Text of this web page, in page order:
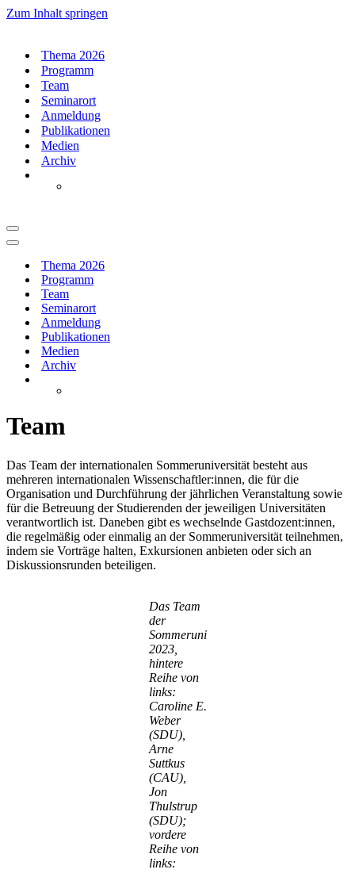
Zum Inhalt springen
Thema 2026
Programm
Team
Seminarort
Anmeldung
Publikationen
Medien
Archiv
Navigationsmenü
Navigationsmenü
Thema 2026
Programm
Team
Seminarort
Anmeldung
Publikationen
Medien
Archiv
Team
Das Team der internationalen Sommeruniversität besteht aus
mehreren internationalen Wissenschaftler:innen, die für die
Organisation und Durchführung der jährlichen Veranstaltung sowie
für die Betreuung der Studierenden der jeweiligen Universitäten
verantwortlich ist. Daneben gibt es wechselnde Gastdozent:innen,
die regelmäßig oder einmalig an der Sommeruniversität teilnehmen,
indem sie Vorträge halten, Exkursionen anbieten oder sich an
Diskussionsrunden beteiligen.
Das Team
der
Sommeruni
2023,
hintere
Reihe von
links:
Caroline E.
Weber
(SDU),
Arne
Suttkus
(CAU),
Jon
Thulstrup
(SDU);
vordere
Reihe von
links: